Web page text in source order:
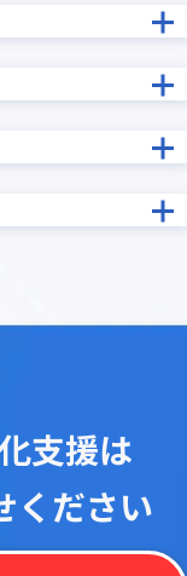
支援は
ください